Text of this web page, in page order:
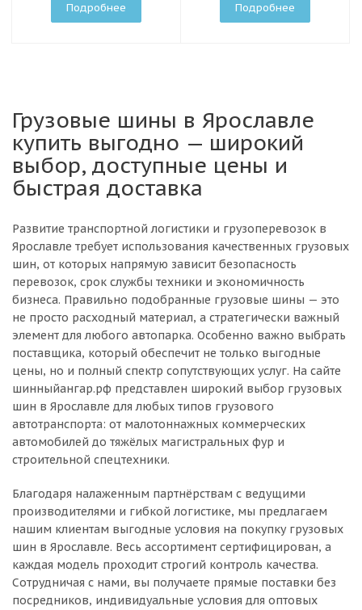
Подробнее Подробнее
Грузовые шины в Ярославле
купить выгодно — широкий
выбор, доступные цены и
быстрая доставка
Развитие транспортной логистики и грузоперевозок в
Ярославле требует использования качественных грузовых
шин, от которых напрямую зависит безопасность
перевозок, срок службы техники и экономичность
бизнеса. Правильно подобранные грузовые шины — это
не просто расходный материал, а стратегически важный
элемент для любого автопарка. Особенно важно выбрать
поставщика, который обеспечит не только выгодные
цены, но и полный спектр сопутствующих услуг. На сайте
шинныйангар.рф представлен широкий выбор грузовых
шин в Ярославле для любых типов грузового
автотранспорта: от малотоннажных коммерческих
автомобилей до тяжёлых магистральных фур и
строительной спецтехники.
Благодаря налаженным партнёрствам с ведущими
производителями и гибкой логистике, мы предлагаем
нашим клиентам выгодные условия на покупку грузовых
шин в Ярославле. Весь ассортимент сертифицирован, а
каждая модель проходит строгий контроль качества.
Сотрудничая с нами, вы получаете прямые поставки без
посредников, индивидуальные условия для оптовых